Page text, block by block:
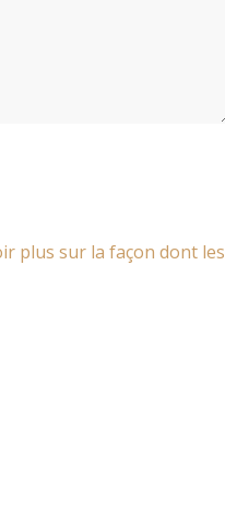
plus sur la façon dont les